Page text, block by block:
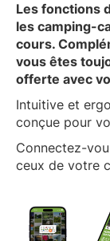
Les fonctions
les camping-
cours.
vous êtes
offerte avec
Intuitive et
conçue pour
Connectez-
ceux de votre